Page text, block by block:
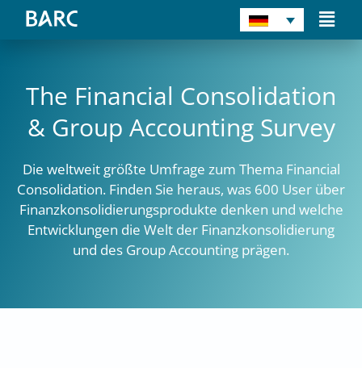
Zum
Inhalt
Main
The Financial Consolidation
& Group Accounting Survey
Die weltweit größte Umfrage zum Thema Financial
Consolidation. Finden Sie heraus, was 600 User über
Finanzkonsolidierungsprodukte denken und welche
Entwicklungen die Welt der Finanzkonsolidierung
und des Group Accounting prägen.